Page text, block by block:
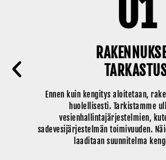
01
Ennen kuin kengitys aloitetaan,
huolellisesti. Tarkistamme
vesienhallintajärjestelmien,
sadevesijärjestelmän toimivuuden.
laaditaan suunnitelma